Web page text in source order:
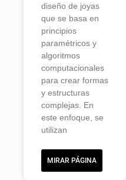
diseño de joyas
que se basa en
principios
paramétricos y
algoritmos
computacionales
para crear formas
y estructuras
complejas. En
este enfoque, se
utilizan
MIRAR PÁGINA